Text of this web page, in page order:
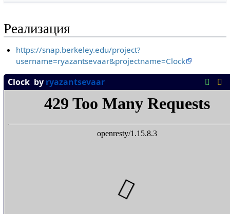
Реализация
https://snap.berkeley.edu/project?
username=ryazantsevaar&projectname=Clock